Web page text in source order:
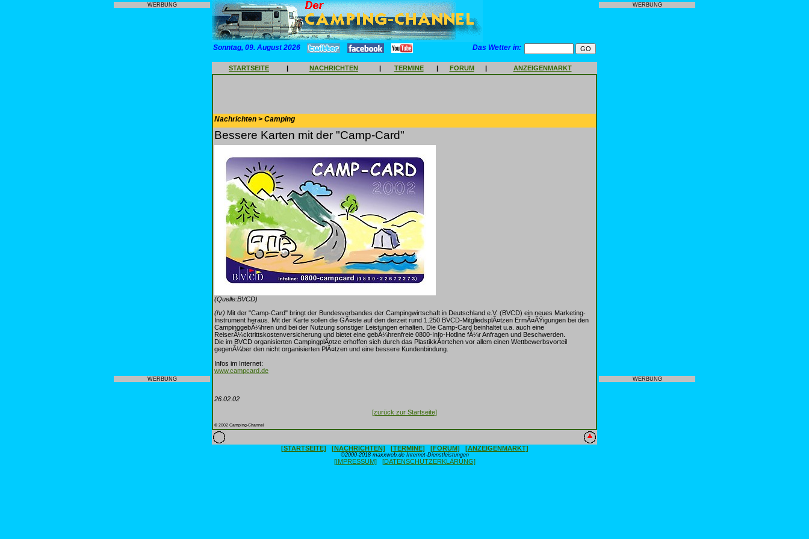
WERBUNG
WERBUNG
Sonntag, 09. August 2026 Das Wetter in:
STARTSEITE | NACHRICHTEN | TERMINE | FORUM | ANZEIGENMARKT
Nachrichten > Camping
Bessere Karten mit der "Camp-Card"
(Quelle:BVCD)
(hr) Mit der "Camp-Card" bringt der Bundesverbandes der Campingwirtschaft in Deutschland e.V. (BVCD) ein neues Marketing-
Instrument heraus. Mit der Karte sollen die GÃ¤ste auf den derzeit rund 1.250 BVCD-MitgliedsplÃ¤tzen ErmÃ¤ÃŸigungen bei den
CampinggebÃ¼hren und bei der Nutzung sonstiger Leistungen erhalten. Die Camp-Card beinhaltet u.a. auch eine
ReiserÃ¼cktrittskostenversicherung und bietet eine gebÃ¼hrenfreie 0800-Info-Hotline fÃ¼r Anfragen und Beschwerden.
Die im BVCD organisierten CampingplÃ¤tze erhoffen sich durch das PlastikkÃ¤rtchen vor allem einen Wettbewerbsvorteil
gegenÃ¼ber den nicht organisierten PlÃ¤tzen und eine bessere Kundenbindung.
Infos im Internet:
www.campcard.de
26.02.02
[zurück zur Startseite]
© 2002 Camping-Channel
[STARTSEITE] [NACHRICHTEN] [TERMINE] [FORUM] [ANZEIGENMARKT]
©2000-2018 maxxweb.de Internet-Dienstleistungen
[IMPRESSUM] [DATENSCHUTZERKLÄRUNG]
WERBUNG
WERBUNG